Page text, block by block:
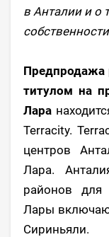
в Анталии и о
Предпродажа
титулом на
Лара
Terracity.
центров
Лара.
районов
Лары
Сириньяли.